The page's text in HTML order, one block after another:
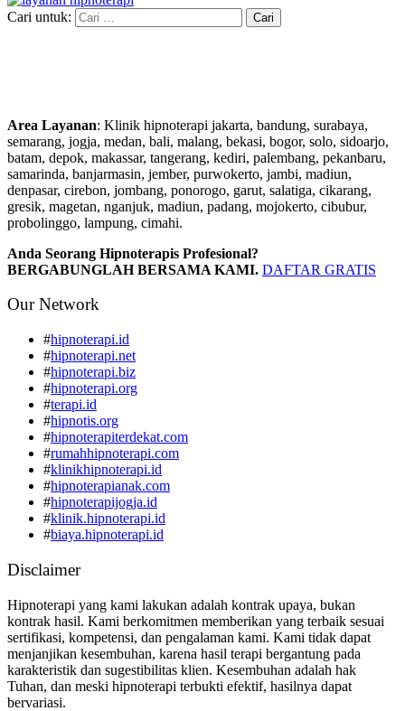
Cari untuk:
Area Layanan: Klinik hipnoterapi jakarta, bandung, surabaya,
semarang, jogja, medan, bali, malang, bekasi, bogor, solo, sidoarjo,
batam, depok, makassar, tangerang, kediri, palembang, pekanbaru,
samarinda, banjarmasin, jember, purwokerto, jambi, madiun,
denpasar, cirebon, jombang, ponorogo, garut, salatiga, cikarang,
gresik, magetan, nganjuk, madiun, padang, mojokerto, cibubur,
probolinggo, lampung, cimahi.
Anda Seorang Hipnoterapis Profesional?
BERGABUNGLAH BERSAMA KAMI. DAFTAR GRATIS
Our Network
#hipnoterapi.id
#hipnoterapi.net
#hipnoterapi.biz
#hipnoterapi.org
#terapi.id
#hipnotis.org
#hipnoterapiterdekat.com
#rumahhipnoterapi.com
#klinikhipnoterapi.id
#hipnoterapianak.com
#hipnoterapijogja.id
#klinik.hipnoterapi.id
#biaya.hipnoterapi.id
Disclaimer
Hipnoterapi yang kami lakukan adalah kontrak upaya, bukan
kontrak hasil. Kami berkomitmen memberikan yang terbaik sesuai
sertifikasi, kompetensi, dan pengalaman kami. Kami tidak dapat
menjanjikan kesembuhan, karena hasil terapi bergantung pada
karakteristik dan sugestibilitas klien. Kesembuhan adalah hak
Tuhan, dan meski hipnoterapi terbukti efektif, hasilnya dapat
bervariasi.